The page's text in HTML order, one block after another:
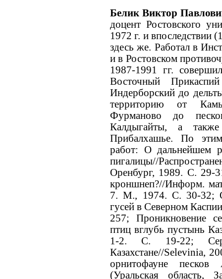
Белик Виктор
доцент Ростовского
1972 г. и впоследствии
здесь же. Работал в
и в Ростовском
1987-1991 гг.
Восточный
Индерборский до
территорию от
Фурманово до
Калдыгайты, а
Прибалхашье. По
работ: О дальнейшем
пигалицы//
Оренбург, 1989. С. 29-
кроншнеп?//Информ.
7. М., 1974. С. 30-32;
гусей в Северном
257; Проникновение
птиц вглубь пустынь
1-2. С. 19-22;
Казахстане//Selevinia,
орнитофауне
(Уральская область,